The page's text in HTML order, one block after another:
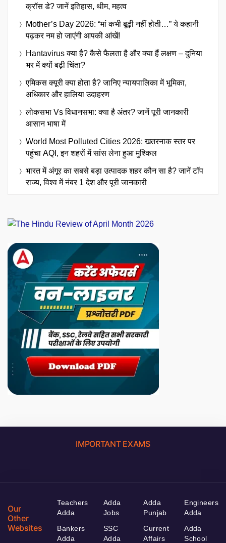
क्रॉस डे? जानें इतिहास, थीम, महत्व
Mother’s Day 2026: “मां कभी बूढ़ी नहीं होती…” ये कहानी
पढ़कर नम हो जाएंगी आपकी आंखें!
Hantavirus क्या है? कैसे फैलता है और क्या हैं लक्षण – दुनिया
भर में क्यों बढ़ी चिंता?
एमिकस क्यूरी क्या होता है? जानिए न्यायपालिका में भूमिका,
अधिकार और हालिया उदाहरण
लोकसभा Vs विधानसभा: क्या है अंतर? जानें पूरी जानकारी
आसान भाषा में
World Most Polluted Cities 2026: खतरनाक स्तर पर
पहुंचा AQI, इन शहरों में सांस लेना हुआ मुश्किल
भारत में अंगूर का सबसे बड़ा उत्पादक शहर कौन सा है? जानें टॉप
राज्य, विश्व में नंबर 1 देश और पूरी जानकारी
IMPORTANT EXAMS
Our
Other
Websites
Teachers
Adda
Bankers
Adda
Adda
Jobs
SSC
Adda
Adda
Punjab
Current
Affairs
Engineers
Adda
Adda
School